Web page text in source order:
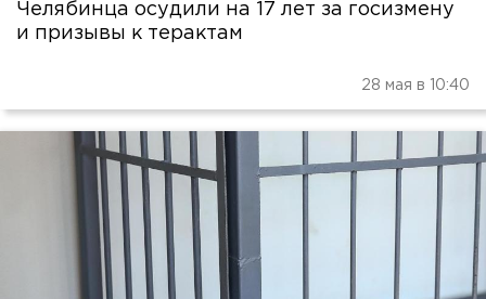
Челябинца осудили на 17 лет за госизмену
и призывы к терактам
28 мая в 10:40